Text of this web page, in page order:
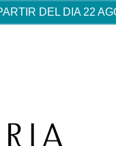
DEL DIA 22